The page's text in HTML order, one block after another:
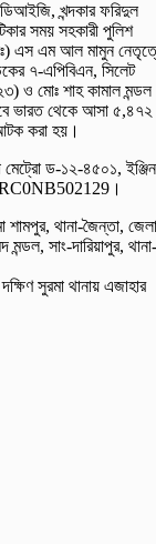
খন্দকার ফরিদুল
সময় সহকারী পুলিশ
এস এম আল মামুন
৭-এপিবিএন, সিলেট
ও মোঃ শাহ কামাল মন্ডল
ভারত থেকে আসা ৫,৪৭২
করা হয়।
মেট্রো ড-১২-৪৫০১, ইঞ্জিন
শামপুর, থানা-জৈন্তা,
সাং-দারিয়াপুর, থানা-
সুরমা থানায় এজাহার